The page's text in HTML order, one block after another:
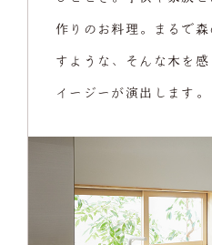
作りのお料理。まるで
すような、そんな木を
イージーが演出します。